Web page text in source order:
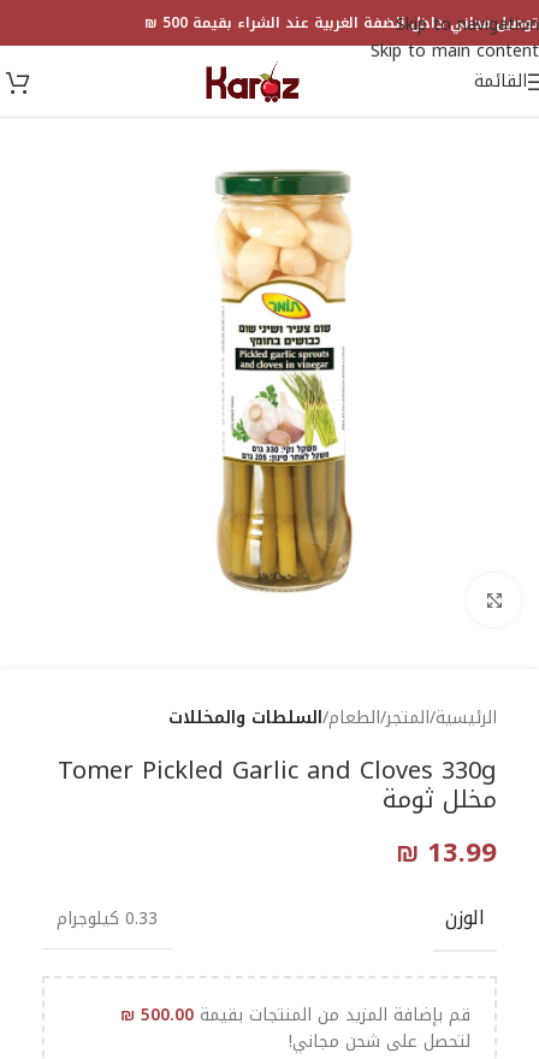
Skip to navigation
Skip to main content
توصيل مجاني داخل الضفة الغربية عند الشراء بقيمة 500 ₪
القائمة
الرئيسية المتجر الطعام السلطات والمخللات
Tomer Pickled Garlic and Cloves 330g
مخلل ثومة
₪ 13.99
الوزن 0.33 كيلوجرام
قم بإضافة المزيد من المنتجات بقيمة ₪500.00
لتحصل على شحن مجاني!